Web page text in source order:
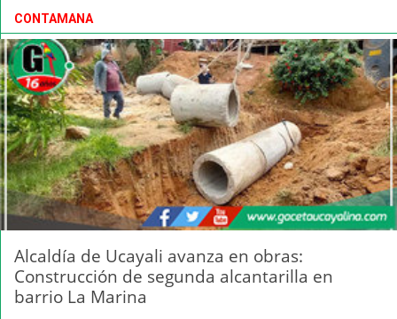
CONTAMANA
Alcaldía de Ucayali avanza en obras:
Construcción de segunda alcantarilla en
barrio La Marina